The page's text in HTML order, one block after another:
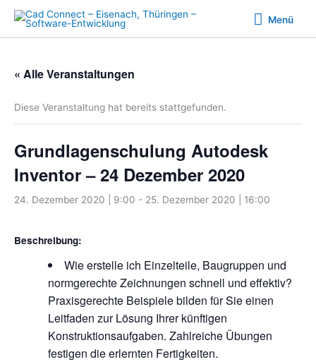
Inhalt
springen
Menü
Menü
« Alle Veranstaltungen
Diese Veranstaltung hat bereits stattgefunden.
Grundlagenschulung Autodesk
Inventor – 24 Dezember 2020
24. Dezember 2020 | 9:00 - 25. Dezember 2020 | 16:00
Beschreibung:
Wie erstelle ich Einzelteile, Baugruppen und
normgerechte Zeichnungen schnell und effektiv?
Praxisgerechte Beispiele bilden für Sie einen
Leitfaden zur Lösung Ihrer künftigen
Konstruktionsaufgaben. Zahlreiche Übungen
festigen die erlernten Fertigkeiten.